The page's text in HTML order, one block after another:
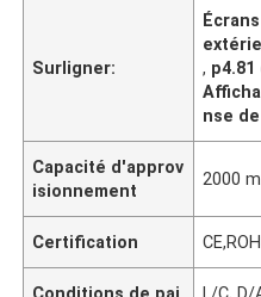
Surligner:
,
nse
Capacité d'approv
isionnement
2000
Certification
Conditions de pai
L/C, D/